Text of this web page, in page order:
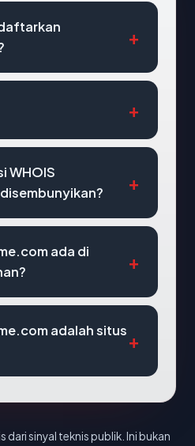
WHOIS
ada di
adalah situs
sinyal teknis publik. Ini bukan